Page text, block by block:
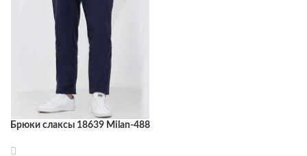
Брюки слаксы 18639 Milan-488